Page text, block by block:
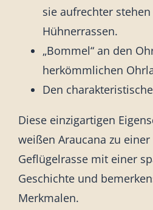
sie aufrechter
Hühnerrassen.
„Bommel“ an den
herkömmlichen
Den
Diese einzigartigen
weißen Araucana zu
Geflügelrasse mit einer
Geschichte und
Merkmalen.